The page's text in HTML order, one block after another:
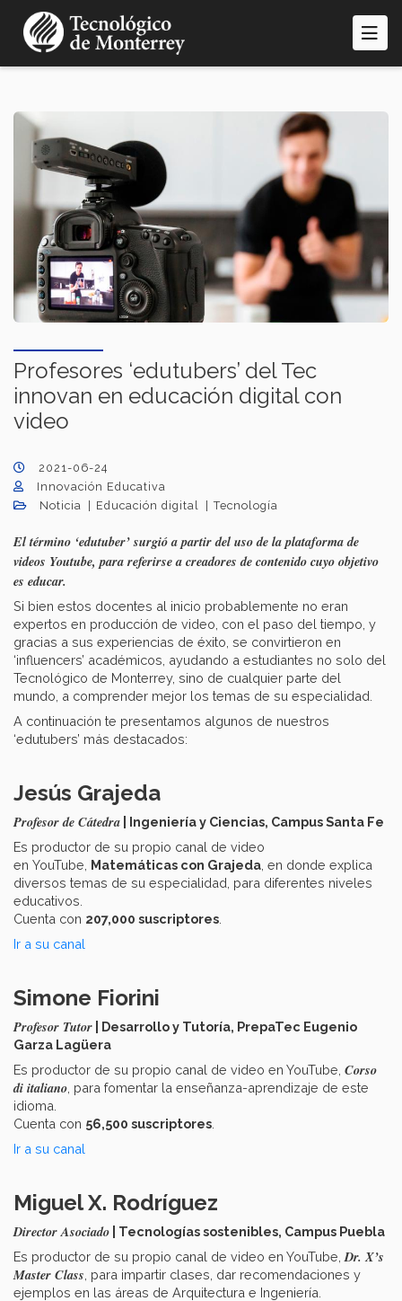
contenido
Profesores ‘edutubers’ del Tec
innovan en educación digital con
video
2021-06-24
Innovación Educativa
Noticia
Educación digital Tecnología
El término ‘edutuber’ surgió a partir del uso de la plataforma de
videos Youtube, para referirse a creadores de contenido cuyo objetivo
es educar.
Si bien estos docentes al inicio probablemente no eran
expertos en producción de video, con el paso del tiempo, y
gracias a sus experiencias de éxito, se convirtieron en
‘influencers’ académicos, ayudando a estudiantes no solo del
Tecnológico de Monterrey, sino de cualquier parte del
mundo, a comprender mejor los temas de su especialidad.
A continuación te presentamos algunos de nuestros
‘edutubers’ más destacados:
Jesús Grajeda
Profesor de Cátedra | Ingeniería y Ciencias, Campus Santa Fe
Es productor de su propio canal de video
en YouTube, Matemáticas con Grajeda , en donde explica
diversos temas de su especialidad, para diferentes niveles
educativos.
Cuenta con 207,000 suscriptores
Ir a su canal
Simone Fiorini
Profesor Tutor | Desarrollo y Tutoría, PrepaTec Eugenio
Garza Lagüera
Es productor de su propio canal de video en YouTube, Corso
di italiano , para fomentar la enseñanza-aprendizaje de este
idioma.
Cuenta con 56,500 suscriptores
Ir a su canal
Miguel X. Rodríguez
Director Asociado | Tecnologías sostenibles, Campus Puebla
Es productor de su propio canal de video en YouTube, Dr. X’s
Master Class , para impartir clases, dar recomendaciones y
ejemplos en las áreas de Arquitectura e Ingeniería.